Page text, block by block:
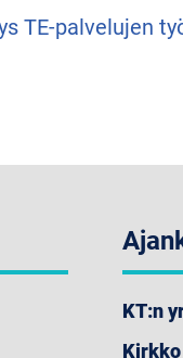
TE-palvelujen
KT:n
Kirkko